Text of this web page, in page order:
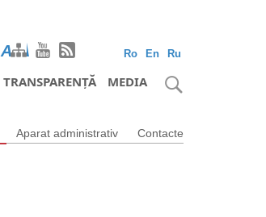
Ro En Ru
AA
TRANSPARENȚĂ MEDIA
Aparat administrativ Contacte